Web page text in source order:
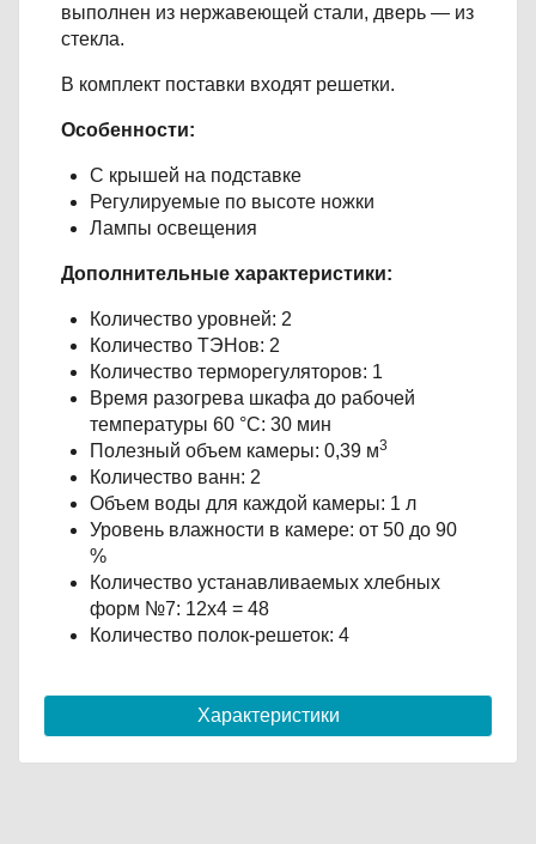
выполнен из нержавеющей стали, дверь — из
стекла.
В комплект поставки входят решетки.
Особенности:
С крышей на подставке
Регулируемые по высоте ножки
Лампы освещения
Дополнительные характеристики:
Количество уровней: 2
Количество ТЭНов: 2
Количество терморегуляторов: 1
Время разогрева шкафа до рабочей
температуры 60 °С: 30 мин
Полезный объем камеры: 0,39 м3
Количество ванн: 2
Объем воды для каждой камеры: 1 л
Уровень влажности в камере: от 50 до 90
%
Количество устанавливаемых хлебных
форм №7: 12х4 = 48
Количество полок-решеток: 4
Характеристики